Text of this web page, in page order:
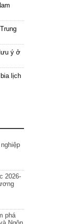
ý ở
lịch
2026-
phá